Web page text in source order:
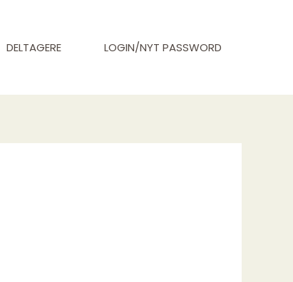
DELTAGERE LOGIN/NYT PASSWORD